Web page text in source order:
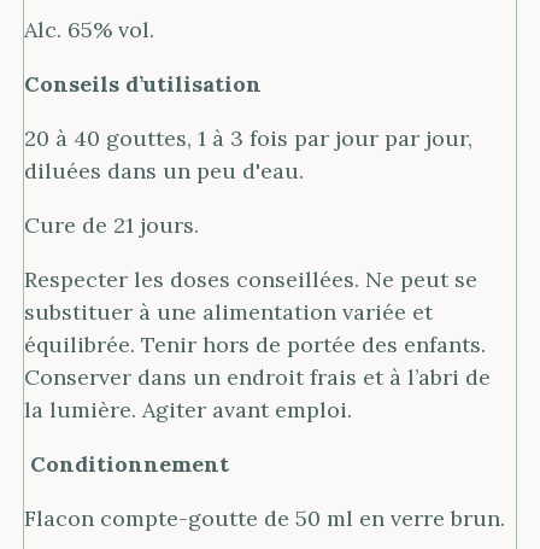
Alc. 65% vol.
Conseils d’utilisation
20 à 40 gouttes, 1 à 3 fois par jour par jour,
diluées dans un peu d'eau.
Cure de 21 jours.
Respecter les doses conseillées. Ne peut se
substituer à une alimentation variée et
équilibrée. Tenir hors de portée des enfants.
Conserver dans un endroit frais et à l’abri de
la lumière. Agiter avant emploi.
Conditionnement
Flacon compte-goutte de 50 ml en verre brun.